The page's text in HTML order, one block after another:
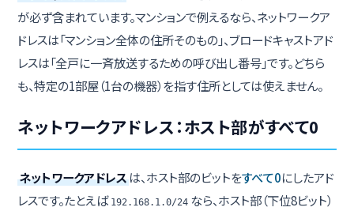
が必ず含まれています。マンションで例えるなら、ネットワークア
ドレスは「マンション全体の住所そのもの」、ブロードキャストアド
レスは「全戸に一斉放送するための呼び出し番号」です。どちら
も、特定の1部屋（1台の機器）を指す住所としては使えません。
ネットワークアドレス：ホスト部がすべて0
ネットワークアドレスは、ホスト部のビットをすべて0にしたアド
レスです。たとえば 192.168.1.0/24 なら、ホスト部（下位8ビット）